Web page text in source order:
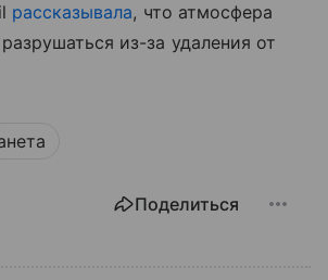
рассказывала, что атмосфера
из-за удаления от
Поделиться